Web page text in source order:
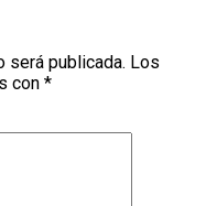
será publicada. Los
con *